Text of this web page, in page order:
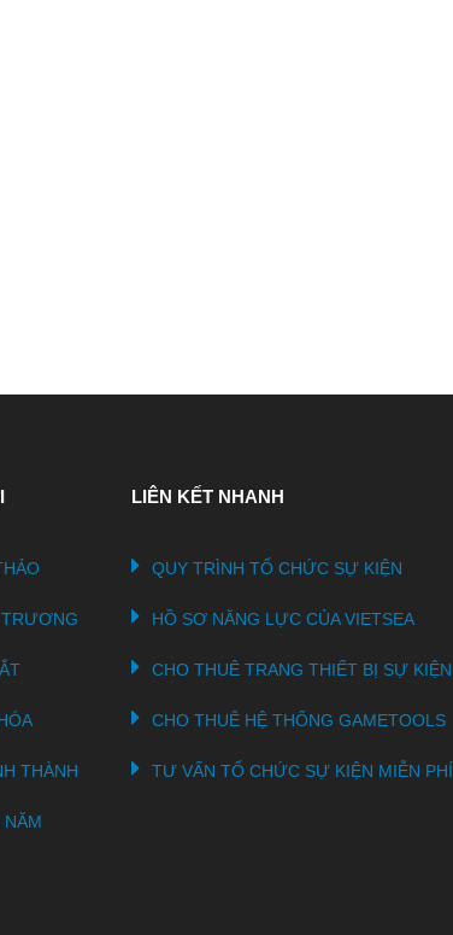
THÀNH
LIÊN KẾT NHANH
QUY TRÌNH TỔ CHỨC SỰ KIỆN
HỒ SƠ NĂNG LỰC CỦA VIETSEA
CHO THUÊ TRANG THIẾT BỊ SỰ KIỆN
CHO THUÊ HỆ THỐNG GAMETOOLS
TƯ VẤN TỔ CHỨC SỰ KIỆN MIỄN PHÍ